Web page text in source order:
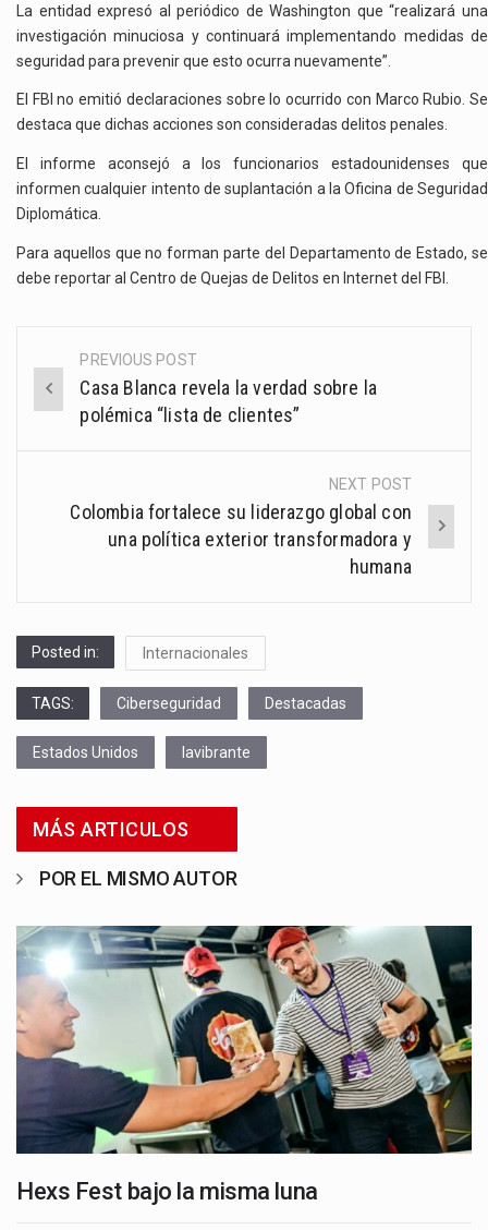
La entidad expresó al periódico de Washington que “realizará una
investigación minuciosa y continuará implementando medidas de
seguridad para prevenir que esto ocurra nuevamente”.
El FBI no emitió declaraciones sobre lo ocurrido con Marco Rubio. Se
destaca que dichas acciones son consideradas delitos penales.
El informe aconsejó a los funcionarios estadounidenses que
informen cualquier intento de suplantación a la Oficina de Seguridad
Diplomática.
Para aquellos que no forman parte del Departamento de Estado, se
debe reportar al Centro de Quejas de Delitos en Internet del FBI.
Post
navigation
PREVIOUS POST
Casa Blanca revela la verdad sobre la
polémica “lista de clientes”
NEXT POST
Colombia fortalece su liderazgo global con
una política exterior transformadora y
humana
Posted in: Internacionales
TAGS: Ciberseguridad Destacadas
Estados Unidos lavibrante
MÁS ARTICULOS
POR EL MISMO AUTOR
Hexs Fest bajo la misma luna